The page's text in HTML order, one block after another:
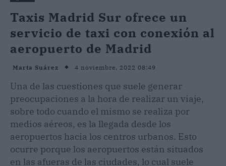
Taxis Madrid Sur ofrece un
servicio de taxi con conexión al
aeropuerto de Madrid
Marta Suárez 4 noviembre, 2022 08:49
Una de las cuestiones que suele generar
preocupaciones a la hora de realizar un viaje,
sobre todo cuando el mismo se realiza por
medios aéreos, es la llegada desde los
aeropuertos hacia los centros urbanos. Esto
ocurre porque los aeropuertos están situados
en las afueras de las ciudades, lo cual suele